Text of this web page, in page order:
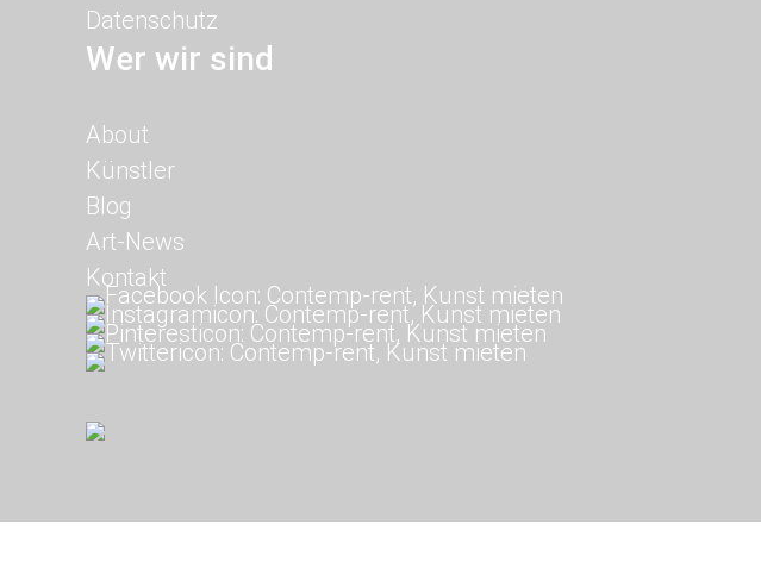
Datenschutz
Wer wir sind
Navigation
überspringen
About
Künstler
Blog
Art-News
Kontakt